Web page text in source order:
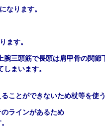
なります。
ます。
腕三頭筋で長頭は肩甲骨の関
まいます。
ことができないため杖等を使
ラインがあるため